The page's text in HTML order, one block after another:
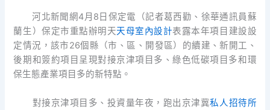
河北新聞網4月8日保定電（記者葛西勸、徐華通訊員蘇
蘭生）保定市重點辦明天天母室內設計表露本年項目建設設
定情況，該市26個縣（市、區、開發區）的續建、新開工、
後期和簽約項目呈現對接京津項目多、綠色低碳項目多和環
保生態產業項目多的新特點。
對接京津項目多、投資量年夜，跑出京津冀私人招待所